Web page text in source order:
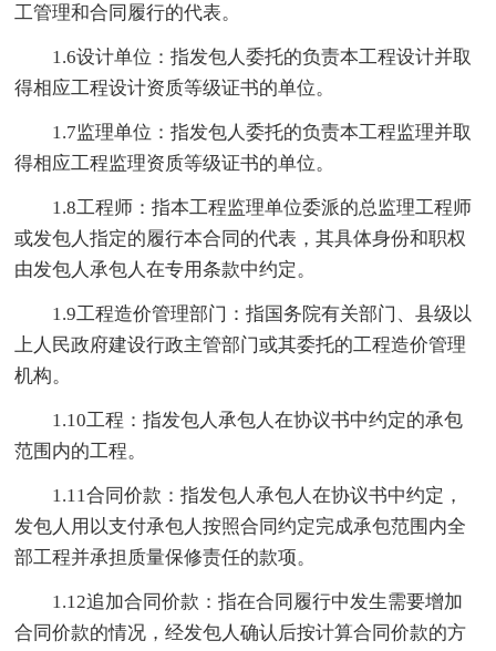
工管理和合同履行的代表。
1.6设计单位：指发包人委托的负责本工程设计并取
得相应工程设计资质等级证书的单位。
1.7监理单位：指发包人委托的负责本工程监理并取
得相应工程监理资质等级证书的单位。
1.8工程师：指本工程监理单位委派的总监理工程师
或发包人指定的履行本合同的代表，其具体身份和职权
由发包人承包人在专用条款中约定。
1.9工程造价管理部门：指国务院有关部门、县级以
上人民政府建设行政主管部门或其委托的工程造价管理
机构。
1.10工程：指发包人承包人在协议书中约定的承包
范围内的工程。
1.11合同价款：指发包人承包人在协议书中约定，
发包人用以支付承包人按照合同约定完成承包范围内全
部工程并承担质量保修责任的款项。
1.12追加合同价款：指在合同履行中发生需要增加
合同价款的情况，经发包人确认后按计算合同价款的方